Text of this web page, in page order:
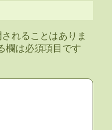
れることはありま
欄は必須項目です